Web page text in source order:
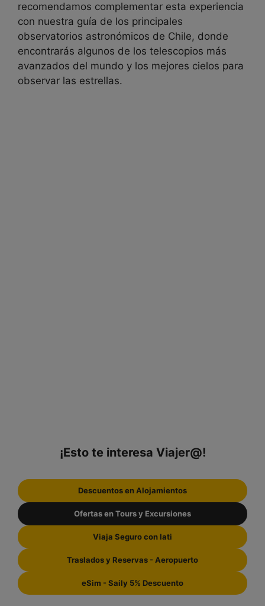
recomendamos complementar esta experiencia
con nuestra guía de los principales
observatorios astronómicos de Chile, donde
encontrarás algunos de los telescopios más
avanzados del mundo y los mejores cielos para
observar las estrellas.
¡Esto te interesa Viajer@!
Descuentos en Alojamientos
Ofertas en Tours y Excursiones
Viaja Seguro con Iati
Traslados y Reservas - Aeropuerto
eSim - Saily 5% Descuento